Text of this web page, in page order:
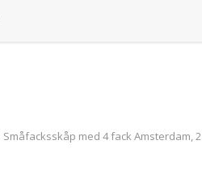
Småfacksskåp med 4 fack Amsterdam,